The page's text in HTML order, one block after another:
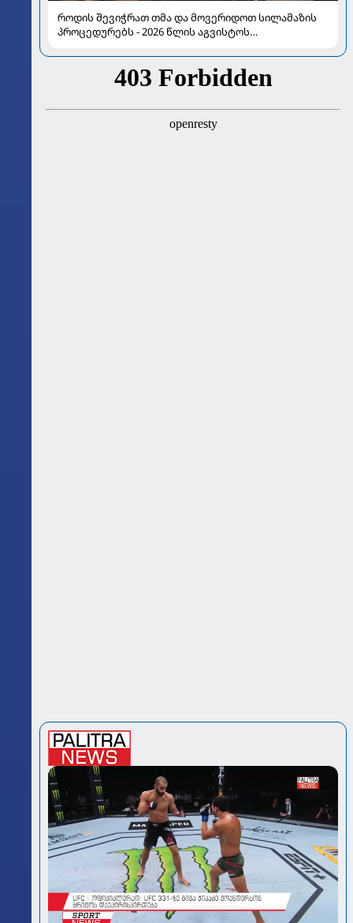
როდის შევიჭრათ თმა და მოვერიდოთ სილამაზის
პროცედურებს - 2026 წლის აგვისტოს